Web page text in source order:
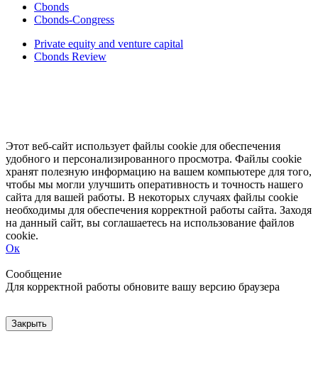
Cbonds
Cbonds-Congress
Private equity and venture capital
Cbonds Review
Этот веб-сайт использует файлы cookie для обеспечения
удобного и персонализированного просмотра. Файлы cookie
хранят полезную информацию на вашем компьютере для того,
чтобы мы могли улучшить оперативность и точность нашего
сайта для вашей работы. В некоторых случаях файлы cookie
необходимы для обеспечения корректной работы сайта. Заходя
на данный сайт, вы соглашаетесь на использование файлов
cookie.
Ок
Сообщение
Для корректной работы обновите вашу версию браузера
Закрыть